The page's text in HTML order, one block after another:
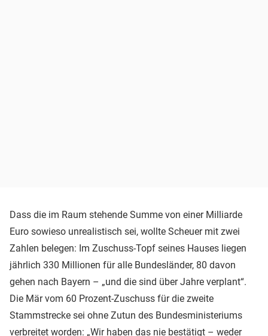
Dass die im Raum stehende Summe von einer Milliarde
Euro sowieso unrealistisch sei, wollte Scheuer mit zwei
Zahlen belegen: Im Zuschuss-Topf seines Hauses liegen
jährlich 330 Millionen für alle Bundesländer, 80 davon
gehen nach Bayern – „und die sind über Jahre verplant“.
Die Mär vom 60 Prozent-Zuschuss für die zweite
Stammstrecke sei ohne Zutun des Bundesministeriums
verbreitet worden: „Wir haben das nie bestätigt – weder